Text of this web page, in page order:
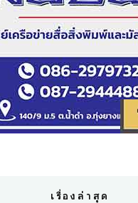
เรื่องล่าสุด